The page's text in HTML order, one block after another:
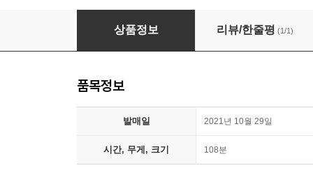
귀타귀 (1Disc, 2K 리마스터링 풀슬립) : 블루레
상품정보 리뷰/한줄평 (1/1)
품목정보
발매일 2021년 10월 29일
시간, 무게, 크기 108분